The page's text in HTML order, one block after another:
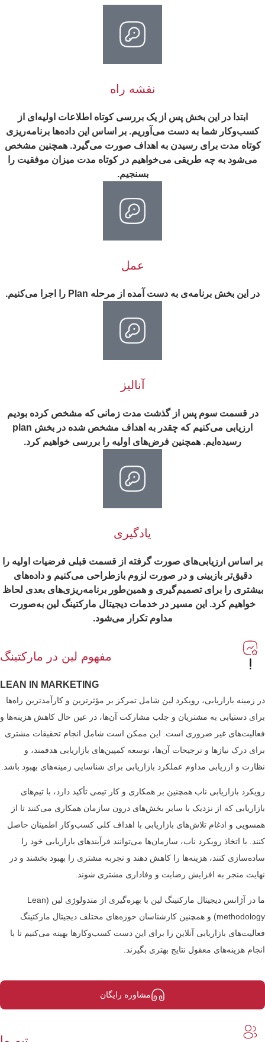
نقشه راه
ابتدا در این بخش پس از یک بررسی کوتاه اطلاعات اولیه‌ای از
کسب‌وکار شما به دست می‌آوریم. بر اساس این داده‌ها برنامه‌ریزی
کوتاه مدت برای رسیدن به اهداف صورت می‌گیرد. همچنین مشخص
می‌شود به چه طریقی می‌خواهیم در کوتاه مدت میزان موفقیت را
بسنجیم.
عمل
در این بخش برنامه‌ی به دست آمده از مرحله Plan را اجرا می‌کنیم.
آنالیز
در قسمت سوم پس از گذشت مدت زمانی که مشخص کرده بودیم
ارزیابی می‌کنیم که چقدر به اهداف مشخص شده در بخش plan
رسیده‌ایم. همچنین فرض‌های اولیه را بررسی خواهیم کرد.
یادگیری
بر اساس ارزیابی‌های صورت گرفته از قسمت قبلی فرضیات اولیه را
دقیق‌تر بازبینی و در صورت لزوم بازطراحی می‌کنیم و داده‌های
بیشتری را برای تصمیم‌گیری و همین‌طور برنامه‌ریزی‌های بعدی لحاظ
خواهیم کرد. این مسیر در خدمات دیجیتال مارکتینگ لین به‌صورت
مداوم تکرار می‌شود.
مفهوم لین در مارکتینگ
LEAN IN MARKETING
در زمینه بازاریابی، رویکرد لین شامل تمرکز بر مؤثرترین و کارآمدترین راه‌ها
برای دستیابی به مشتریان و جلب مشارکت آن‌ها، در عین حال کاهش هزینه‌ها و
فعالیت‌های غیر ضروری است. این ممکن است شامل انجام تحقیقات مشتری
برای درک نیازها و ترجیحات آن‌ها، توسعه کمپین‌های بازاریابی هدفمند، و
نظارت و ارزیابی مداوم عملکرد بازاریابی برای شناسایی زمینه‌های بهبود باشد.
رویکرد بازاریابی ناب همچنین بر همکاری و کار تیمی تأکید دارد، با تیم‌های
بازاریابی که از نزدیک با سایر بخش‌های درون سازمان همکاری می‌کنند تا از
همسویی و ادغام تلاش‌های بازاریابی با اهداف کلی کسب‌وکار اطمینان حاصل
کنند. با اتخاذ رویکرد ناب، سازمان‌ها می‌توانند فرآیندهای بازاریابی خود را
ساده‌سازی کنند، هزینه‌ها را کاهش دهند و تجربه مشتری را بهبود بخشند و در
نهایت منجر به افزایش رضایت و وفاداری مشتری شوند.
ما در آژانس دیجیتال مارکتینگ لین با بهره‌گیری از متدولوژی لین (Lean
methodology) و همچنین کارشناسان حوزه‌های مختلف دیجیتال مارکتینگ
فعالیت‌های بازاریابی آنلاین را برای این دست کسب‌و‌کارها بهینه می‌کنیم تا با
انجام هزینه‌های معقول نتایج بهتری بگیرند.
مشاوره رایگان